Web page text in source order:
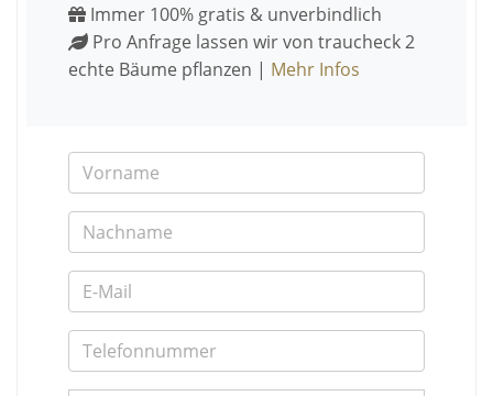
Immer 100% gratis & unverbindlich
Pro Anfrage lassen wir von traucheck 2
echte Bäume pflanzen | Mehr Infos